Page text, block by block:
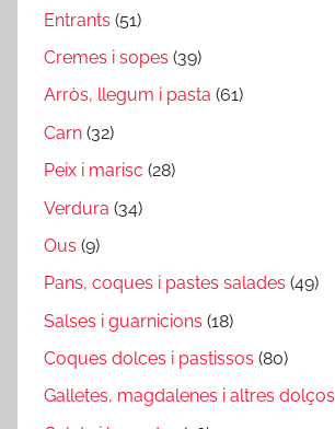
Entrants (51)
Cremes i sopes (39)
Arròs, llegum i pasta (61)
Carn (32)
Peix i marisc (28)
Verdura (34)
Ous (9)
Pans, coques i pastes salades (49)
Salses i guarnicions (18)
Coques dolces i pastissos (80)
Galletes, magdalenes i altres dolços